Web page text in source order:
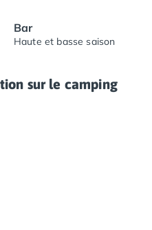
Bar
Haute et basse saison
sur le camping